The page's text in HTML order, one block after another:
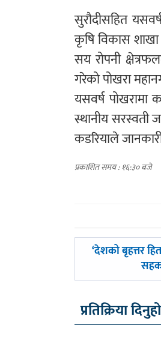
सुरौदीसहित
कृषि विकास
सय रोपनी
गरेको पोखरा
यसवर्ष
स्थानीय सरस्वती
कडरियाले
प्रकाशित समय : १६:३० बजे
पछिल्लाे
‘देशको बृहत्तर
प्रतिक्रिया